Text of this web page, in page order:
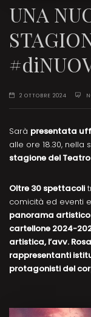
UNA
2 OTTOBRE 2024
Sarà presentata
alle ore 18.30, nella
stagione del
Oltre 30 spettacoli
comicità ed eventi
panorama
cartellone 2024-
artistica, l’avv.
rappresentanti
protagonisti del